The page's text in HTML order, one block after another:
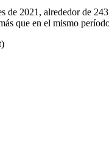
de 2021, alrededor de
que en el mismo